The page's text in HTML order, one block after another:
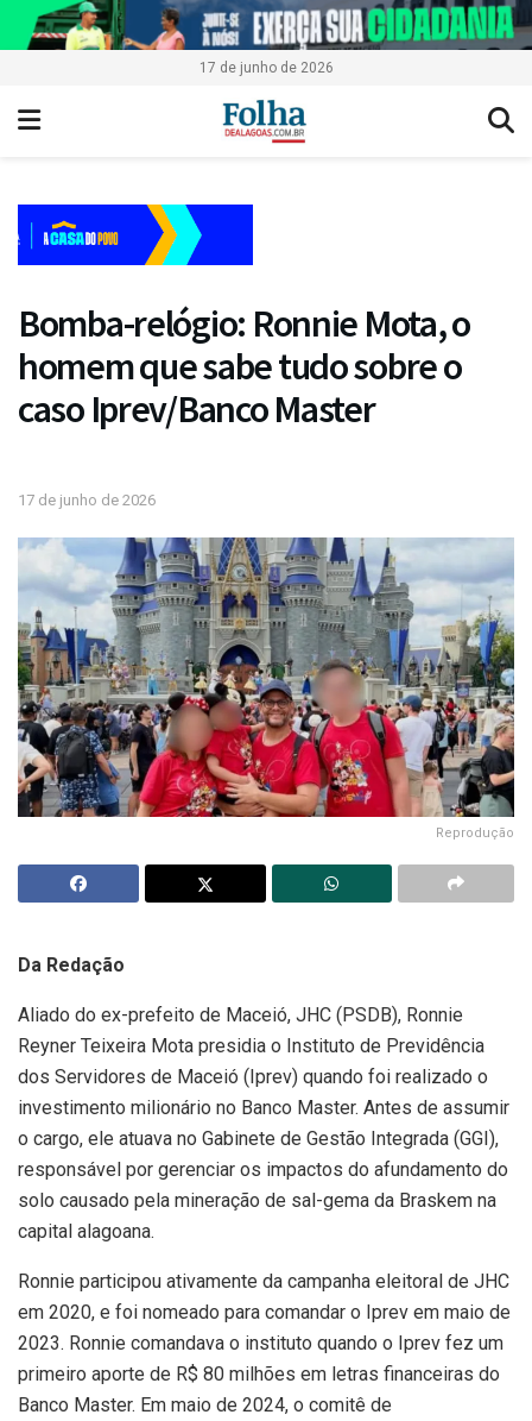
17 de junho de 2026
Bomba-relógio: Ronnie Mota, o
homem que sabe tudo sobre o
caso Iprev/Banco Master
17 de junho de 2026
Reprodução
Da Redação
Aliado do ex-prefeito de Maceió, JHC (PSDB), Ronnie
Reyner Teixeira Mota presidia o Instituto de Previdência
dos Servidores de Maceió (Iprev) quando foi realizado o
investimento milionário no Banco Master. Antes de assumir
o cargo, ele atuava no Gabinete de Gestão Integrada (GGI),
responsável por gerenciar os impactos do afundamento do
solo causado pela mineração de sal-gema da Braskem na
capital alagoana.
Ronnie participou ativamente da campanha eleitoral de JHC
em 2020, e foi nomeado para comandar o Iprev em maio de
2023. Ronnie comandava o instituto quando o Iprev fez um
primeiro aporte de R$ 80 milhões em letras financeiras do
Banco Master. Em maio de 2024, o comitê de